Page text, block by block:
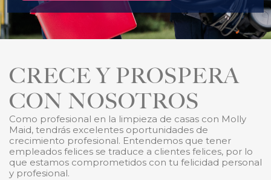
CRECE Y PROSPERA
CON NOSOTROS
Como profesional en la limpieza de casas con Molly
Maid, tendrás excelentes oportunidades de
crecimiento profesional. Entendemos que tener
empleados felices se traduce a clientes felices, por lo
que estamos comprometidos con tu felicidad personal
y profesional.